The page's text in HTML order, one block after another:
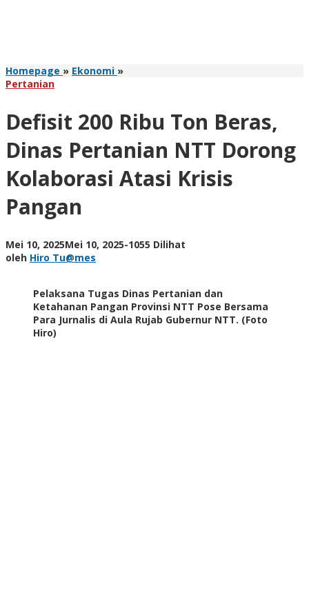
Homepage » Ekonomi »Defisit
Beras,
Pertanian
NTT
Dorong
Kolaborasi
Pertanian
Defisit 200 Ribu Ton Beras,
Dinas Pertanian NTT Dorong
Kolaborasi Atasi Krisis
Pangan
Mei 10, 2025Mei 10, 2025oleh
-1055 Dilihat
oleh Hiro Tu@mes
Pelaksana Tugas Dinas Pertanian dan
Ketahanan Pangan Provinsi NTT Pose Bersama
Para Jurnalis di Aula Rujab Gubernur NTT. (Foto
Hiro)